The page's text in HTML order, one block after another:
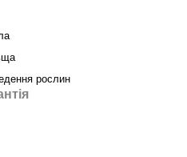
рослин